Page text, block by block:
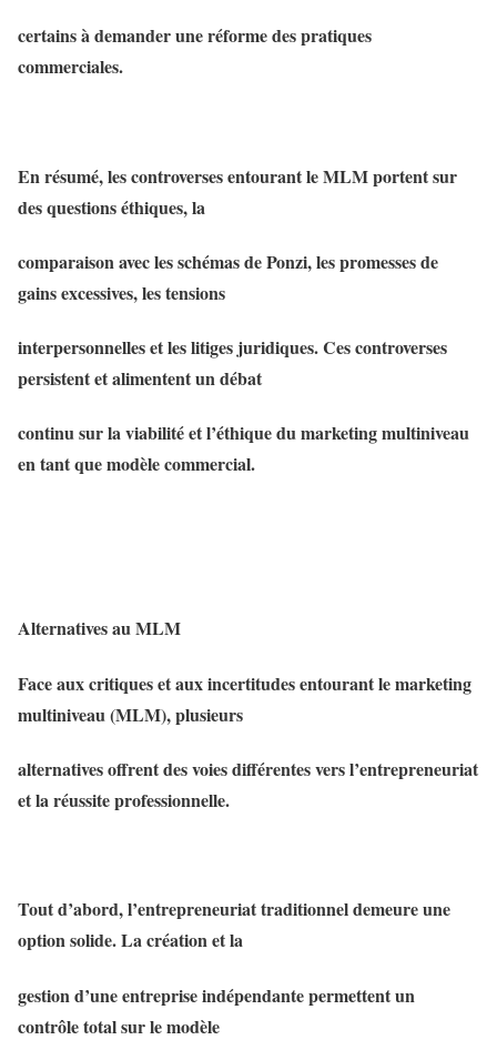
certains à demander une réforme des pratiques
commerciales.
En résumé, les controverses entourant le MLM portent sur
des questions éthiques, la
comparaison avec les schémas de Ponzi, les promesses de
gains excessives, les tensions
interpersonnelles et les litiges juridiques. Ces controverses
persistent et alimentent un débat
continu sur la viabilité et l’éthique du marketing multiniveau
en tant que modèle commercial.
Alternatives au MLM
Face aux critiques et aux incertitudes entourant le marketing
multiniveau (MLM), plusieurs
alternatives offrent des voies différentes vers l’entrepreneuriat
et la réussite professionnelle.
Tout d’abord, l’entrepreneuriat traditionnel demeure une
option solide. La création et la
gestion d’une entreprise indépendante permettent un
contrôle total sur le modèle